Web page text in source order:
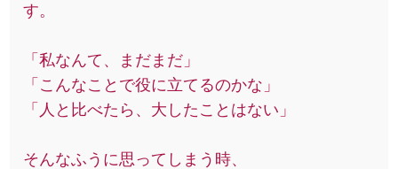
す。
「私なんて、まだまだ」
「こんなことで役に立てるのかな」
「人と比べたら、大したことはない」
そんなふうに思ってしまう時、